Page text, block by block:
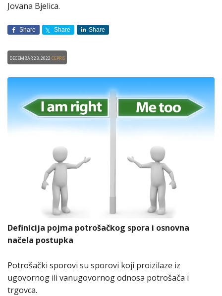
Jovana Bjelica.
Share Share Share
Decembar 23, 2022CEPRIS
Definicija pojma potrošačkog spora i osnovna
načela postupka
Potrošački sporovi su sporovi koji proizilaze iz
ugovornog ili vanugovornog odnosa potrošača i
trgovca.